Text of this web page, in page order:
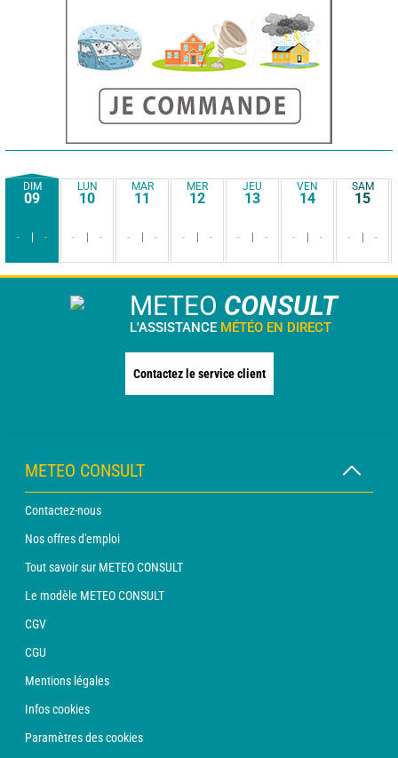
DIM
09
- -
LUN
10
- -
MAR
11
- -
MER
12
- -
JEU
13
- -
VEN
14
- -
SAM
15
- -
METEO CONSULT
L'ASSISTANCE MÉTÉO EN DIRECT
Contactez le service client
METEO CONSULT
Contactez-nous
Nos offres d'emploi
Tout savoir sur METEO CONSULT
Le modèle METEO CONSULT
CGV
CGU
Mentions légales
Infos cookies
Paramètres des cookies